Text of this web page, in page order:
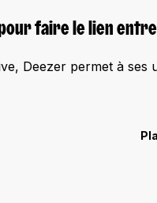
faire le lien
Deezer permet à ses